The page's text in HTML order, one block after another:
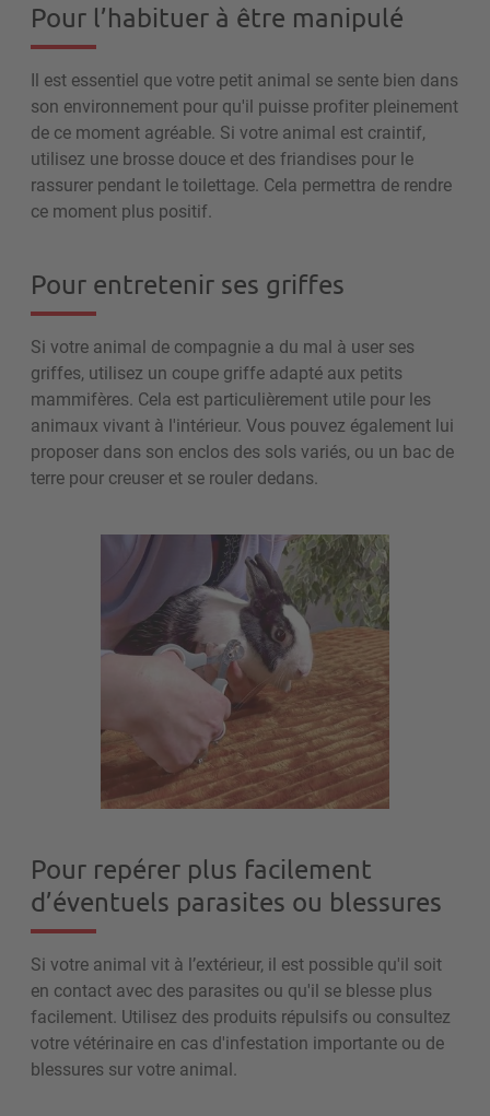
Pour l’habituer à être manipulé
Il est essentiel que votre petit animal se sente bien dans
son environnement pour qu'il puisse profiter pleinement
de ce moment agréable. Si votre animal est craintif,
utilisez une brosse douce et des friandises pour le
rassurer pendant le toilettage. Cela permettra de rendre
ce moment plus positif.
Pour entretenir ses griffes
Si votre animal de compagnie a du mal à user ses
griffes, utilisez un coupe griffe adapté aux petits
mammifères. Cela est particulièrement utile pour les
animaux vivant à l'intérieur. Vous pouvez également lui
proposer dans son enclos des sols variés, ou un bac de
terre pour creuser et se rouler dedans.
Pour repérer plus facilement
d’éventuels parasites ou blessures
Si votre animal vit à l’extérieur, il est possible qu'il soit
en contact avec des parasites ou qu'il se blesse plus
facilement. Utilisez des produits répulsifs ou consultez
votre vétérinaire en cas d'infestation importante ou de
blessures sur votre animal.